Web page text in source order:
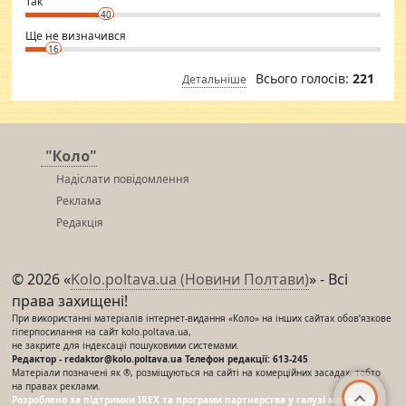
40
Ще не визначився
16
Детальніше Всього голосів: 221
"Коло"
Надіслати повідомлення
Реклама
Редакція
© 2026 «Kolo.poltava.ua (Новини Полтави)» - Всі
права захищені!
При використанні матеріалів інтернет-видання «Коло» на інших сайтах обов’язкове
гіперпосилання на сайт kolo.poltava.ua,
не закрите для індексації пошуковими системами.
Редактор - redaktor@kolo.poltava.ua Телефон редакції: 613-245
Матеріали позначені як ®, розміщуються на сайті на комерційних засадах, тобто
на правах реклами.
Розроблено за підтримки IREX та програми партнерства у галузі мас-медіа